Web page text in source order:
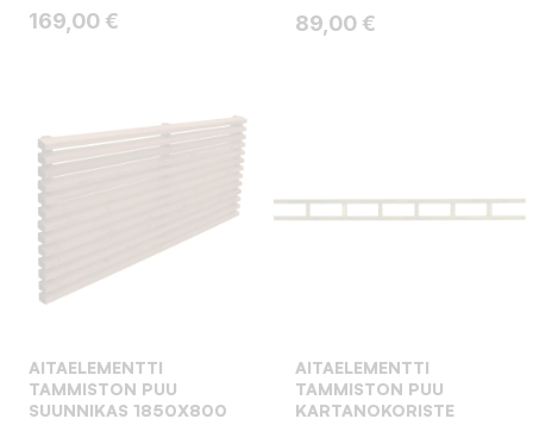
Hinta
169,00 € Hinta
89,00 €
AITAELEMENTTI
TAMMISTON PUU
SUUNNIKAS 1850X800
AITAELEMENTTI
TAMMISTON PUU
KARTANOKORISTE